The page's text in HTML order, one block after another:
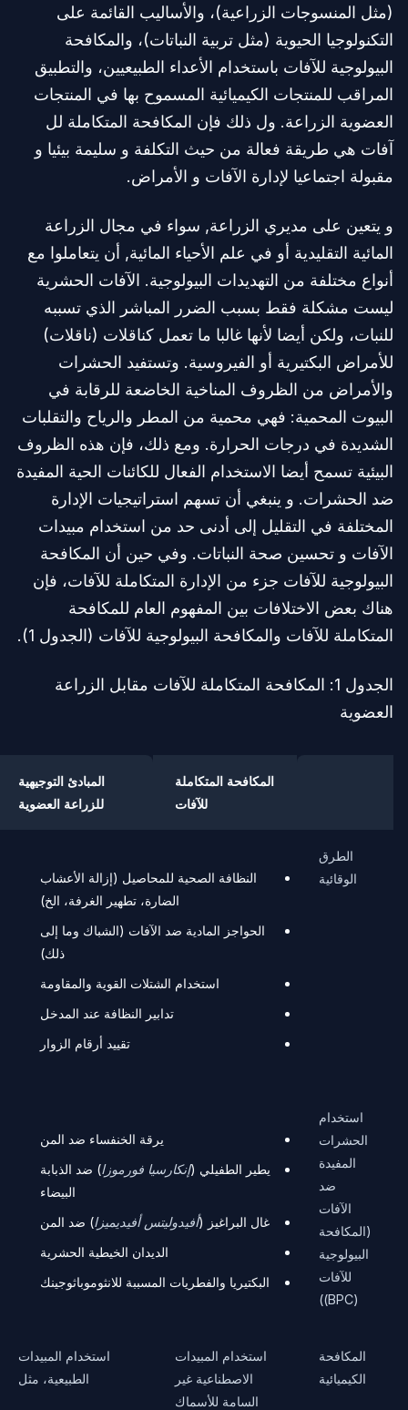
(مثل المنسوجات الزراعية)، والأساليب القائمة على
التكنولوجيا الحيوية (مثل تربية النباتات)، والمكافحة
البيولوجية للآفات باستخدام الأعداء الطبيعيين، والتطبيق
المراقب للمنتجات الكيميائية المسموح بها في المنتجات
العضوية الزراعة. ول ذلك فإن المكافحة المتكاملة لل
آفات هي طريقة فعالة من حيث التكلفة و سليمة بيئيا و
مقبولة اجتماعيا لإدارة الآفات و الأمراض.
و يتعين على مديري الزراعة, سواء في مجال الزراعة
المائية التقليدية أو في علم الأحياء المائية, أن يتعاملوا مع
أنواع مختلفة من التهديدات البيولوجية. الآفات الحشرية
ليست مشكلة فقط بسبب الضرر المباشر الذي تسببه
للنبات، ولكن أيضا لأنها غالبا ما تعمل كناقلات (ناقلات)
للأمراض البكتيرية أو الفيروسية. وتستفيد الحشرات
والأمراض من الظروف المناخية الخاضعة للرقابة في
البيوت المحمية: فهي محمية من المطر والرياح والتقلبات
الشديدة في درجات الحرارة. ومع ذلك، فإن هذه الظروف
البيئية تسمح أيضا الاستخدام الفعال للكائنات الحية المفيدة
ضد الحشرات. و ينبغي أن تسهم استراتيجيات الإدارة
المختلفة في التقليل إلى أدنى حد من استخدام مبيدات
الآفات و تحسين صحة النباتات. وفي حين أن المكافحة
البيولوجية للآفات جزء من الإدارة المتكاملة للآفات، فإن
هناك بعض الاختلافات بين المفهوم العام للمكافحة
المتكاملة للآفات والمكافحة البيولوجية للآفات (الجدول 1).
الجدول 1: المكافحة المتكاملة للآفات مقابل الزراعة
العضوية
المكافحة المتكاملة
للآفات
المبادئ التوجيهية
للزراعة العضوية
الطرق
الوقائية
النظافة الصحية للمحاصيل (إزالة الأعشاب
الضارة، تطهير الغرفة، الخ)
الحواجز المادية ضد الآفات (الشباك وما إلى
ذلك)
استخدام الشتلات القوية والمقاومة
تدابير النظافة عند المدخل
تقييد أرقام الزوار
استخدام
الحشرات
المفيدة
ضد
الآفات
(المكافحة
البيولوجية
للآفات
يرقة الخنفساء ضد المن
يطير الطفيلي ( إنكارسيا فورموزا) ضد الذبابة
البيضاء
غال البراغيز ( أفيدوليتس أفيديميزا) ضد المن
الديدان الخيطية الحشرية
البكتيريا والفطريات المسببة للانثوموباثوجينك
المكافحة
الكيميائية
استخدام المبيدات
الاصطناعية غير
السامة للأسماك
استخدام المبيدات
الطبيعية، مثل